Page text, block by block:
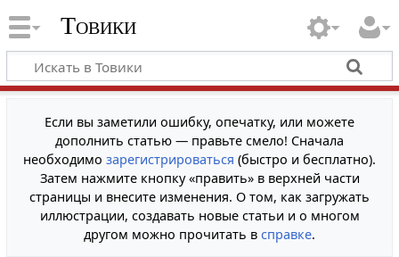
Товики
Если вы заметили ошибку, опечатку, или можете
дополнить статью — правьте смело! Сначала
необходимо зарегистрироваться (быстро и бесплатно).
Затем нажмите кнопку «править» в верхней части
страницы и внесите изменения. О том, как загружать
иллюстрации, создавать новые статьи и о многом
другом можно прочитать в справке.